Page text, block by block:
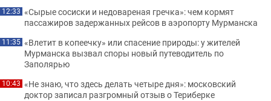
12:33 «Сырые сосиски и недовареная гречка»: чем кормят
пассажиров задержанных рейсов в аэропорту Мурманска
11:35 «Влетит в копеечку» или спасение природы: у жителей
Мурманска вызвал споры новый путеводитель по
Заполярью
10:43 «Не знаю, что здесь делать четыре дня»: московский
доктор записал разгромный отзыв о Териберке